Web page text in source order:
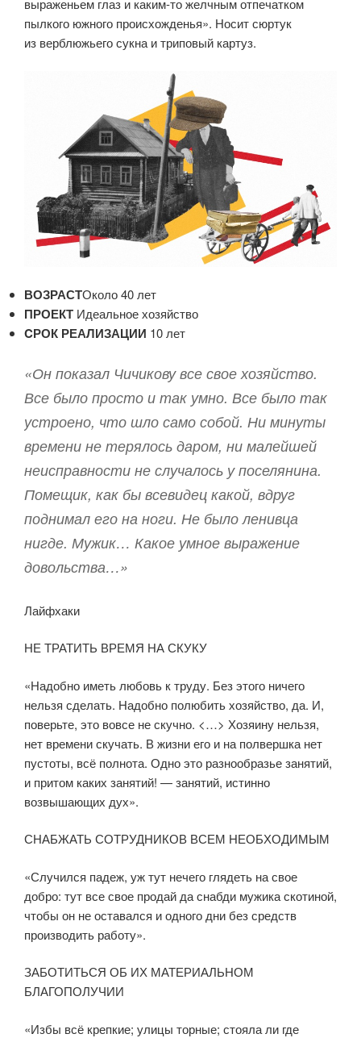
выраженьем глаз и каким-то желчным отпечатком
пылкого южного происхожденья». Носит сюртук
из верблюжьего сукна и триповый картуз.
ВОЗРАСТОколо 40 лет
ПРОЕКТ Идеальное хозяйство
CРОК РЕАЛИЗАЦИИ 10 лет
«Он показал Чичикову все свое хозяйство.
Все было просто и так умно. Все было так
устроено, что шло само собой. Ни минуты
времени не терялось даром, ни малейшей
неисправности не случалось у поселянина.
Помещик, как бы всевидец какой, вдруг
поднимал его на ноги. Не было ленивца
нигде. Мужик… Какое умное выражение
довольства…»
Лайфхаки
НЕ ТРАТИТЬ ВРЕМЯ НА СКУКУ
«Надобно иметь любовь к труду. Без этого ничего
нельзя сделать. Надобно полюбить хозяйство, да. И,
поверьте, это вовсе не скучно. <…> Хозяину нельзя,
нет времени скучать. В жизни его и на полвершка нет
пустоты, всё полнота. Одно это разнообразье занятий,
и притом каких занятий! — занятий, истинно
возвышающих дух».
СНАБЖАТЬ СОТРУДНИКОВ ВСЕМ НЕОБХОДИМЫМ
«Случился падеж, уж тут нечего глядеть на свое
добро: тут все свое продай да снабди мужика скотиной,
чтобы он не оставался и одного дни без средств
производить работу».
ЗАБОТИТЬСЯ ОБ ИХ МАТЕРИАЛЬНОМ
БЛАГОПОЛУЧИИ
«Избы всё крепкие; улицы торные; стояла ли где